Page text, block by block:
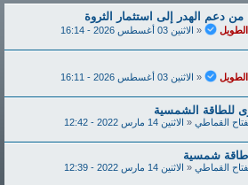
من دعم الهدر إلى استثمار الثروة
« الاثنين 03 أغسطس 2026 - 16:14
« الاثنين 03 أغسطس 2026 - 16:11
للطاقة الشمسية
القماطي « الاثنين 14 مارس 2022 - 12:42
شمسية
القماطي « الاثنين 14 مارس 2022 - 12:39